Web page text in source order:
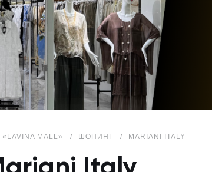
MALL» ШОПИНГ MARIANI ITALY